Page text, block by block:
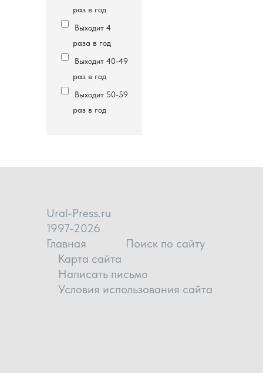
раз в год
Выходит 4
раза в год
Выходит 40-49
раз в год
Выходит 50-59
раз в год
Ural-Press.ru
1997-2026
Главная
Поиск по сайту
Карта сайта
Написать письмо
Условия использования сайта